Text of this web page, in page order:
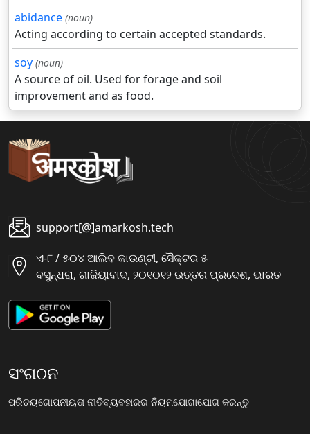
abidance (noun)
Acting according to certain accepted standards.
soy (noun)
A source of oil. Used for forage and soil
improvement and as food.
support[@]amarkosh.tech
ଏ-୮ / ୫୦୪ ଆଲିବ କାଉଣ୍ଟୀ, ସୈକ୍ଟର ୫
ବସୁନ୍ଧରା, ଗାଜିୟାବାଦ, ୨୦୧୦୧୨ ଉତ୍ତର ପ୍ରଦେଶ, ଭାରତ
ସଂଗଠନ
ପରିଚୟଗୋପନୀୟତା ନୀତିବ୍ୟବହାରର ନିୟମଯୋଗାଯୋଗ କରନ୍ତୁ